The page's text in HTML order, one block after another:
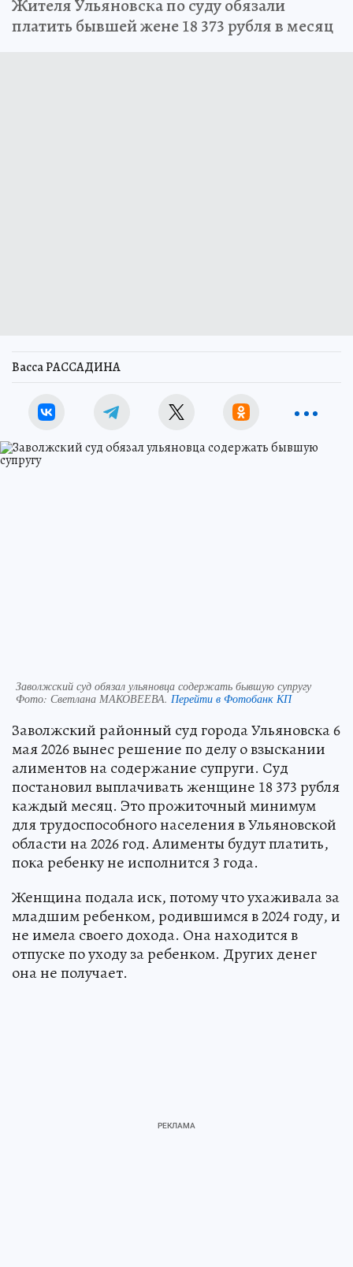
Жителя Ульяновска по суду обязали
платить бывшей жене 18 373 рубля в месяц
Васса РАССАДИНА
Заволжский суд обязал ульяновца содержать бывшую супругу
Фото: Светлана МАКОВЕЕВА. Перейти в Фотобанк КП
Заволжский районный суд города Ульяновска 6
мая 2026 вынес решение по делу о взыскании
алиментов на содержание супруги. Суд
постановил выплачивать женщине 18 373 рубля
каждый месяц. Это прожиточный минимум
для трудоспособного населения в Ульяновской
области на 2026 год. Алименты будут платить,
пока ребенку не исполнится 3 года.
Женщина подала иск, потому что ухаживала за
младшим ребенком, родившимся в 2024 году, и
не имела своего дохода. Она находится в
отпуске по уходу за ребенком. Других денег
она не получает.